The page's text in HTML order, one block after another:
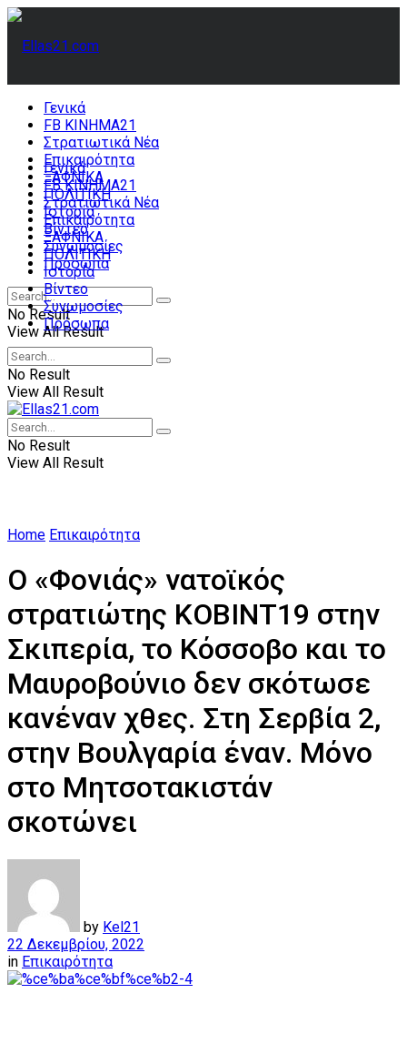
Γενικά
FB ΚΙΝΗΜΑ21
Στρατιωτικά Νέα
Επικαιρότητα
ΞΑΦΝΙΚΑ
ΠΟΛΙΤΙΚΗ
Ιστορία
Βίντεο
Συνωμοσίες
Πρόσωπα
No Result
View All Result
Γενικά
FB ΚΙΝΗΜΑ21
Στρατιωτικά Νέα
Επικαιρότητα
ΞΑΦΝΙΚΑ
ΠΟΛΙΤΙΚΗ
Ιστορία
Βίντεο
Συνωμοσίες
Πρόσωπα
No Result
View All Result
No Result
View All Result
Home Επικαιρότητα
Ο «Φονιάς» νατοϊκός
στρατιώτης ΚΟΒΙΝΤ19 στην
Σκιπερία, το Κόσσοβο και το
Μαυροβούνιο δεν σκότωσε
κανέναν χθες. Στη Σερβία 2,
στην Βουλγαρία έναν. Μόνο
στο Μητσοτακιστάν
σκοτώνει
by Kel21
22 Δεκεμβρίου, 2022
in Επικαιρότητα